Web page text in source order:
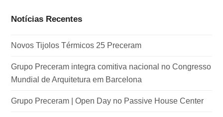
Notícias Recentes
Novos Tijolos Térmicos 25 Preceram
Grupo Preceram integra comitiva nacional no Congresso
Mundial de Arquitetura em Barcelona
Grupo Preceram | Open Day no Passive House Center